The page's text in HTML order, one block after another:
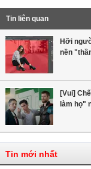
Tin liên quan
Hỡi
nền
[Vui]
làm họ"
Tin mới nhất